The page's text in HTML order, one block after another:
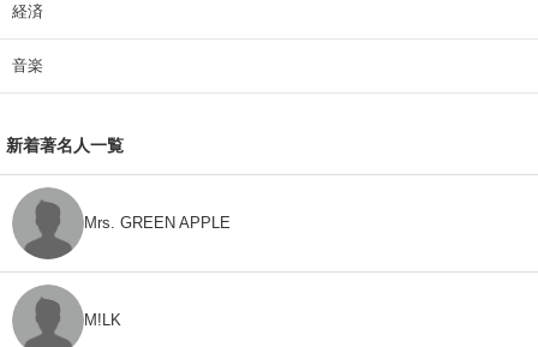
経済
音楽
新着著名人一覧
Mrs. GREEN APPLE
M!LK